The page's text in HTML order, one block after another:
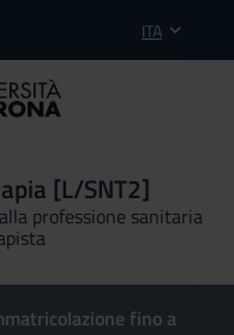
ITA
[L/SNT2]
professione sanitaria
fino a